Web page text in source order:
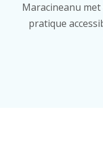
Maracineanu met
pratique